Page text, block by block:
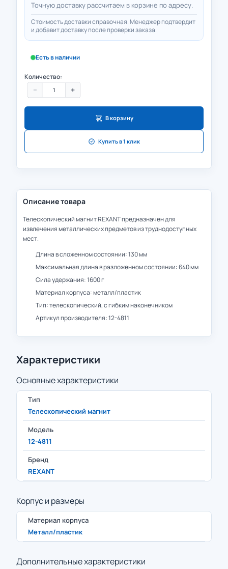
Точную доставку рассчитаем в корзине по адресу.
Стоимость доставки справочная. Менеджер подтвердит
и добавит доставку после проверки заказа.
Есть в наличии
Количество:
− +
В корзину
Купить в 1 клик
Описание товара
Телескопический магнит REXANT предназначен для
извлечения металлических предметов из труднодоступных
мест.
Длина в сложенном состоянии: 130 мм
Максимальная длина в разложенном состоянии: 640 мм
Сила удержания: 1600 г
Материал корпуса: металл/пластик
Тип: телескопический, с гибким наконечником
Артикул производителя: 12-4811
Характеристики
Основные характеристики
Тип
Телескопический магнит
Модель
12-4811
Бренд
REXANT
Корпус и размеры
Материал корпуса
Металл/пластик
Дополнительные характеристики